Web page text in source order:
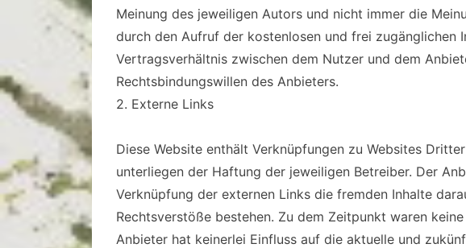
Meinung des jeweiligen Autors und nicht immer die
durch den Aufruf der kostenlosen und frei zugänglichen
Vertragsverhältnis zwischen dem Nutzer und dem
Rechtsbindungswillen des Anbieters.
2. Externe Links
Diese Website enthält Verknüpfungen zu Websites
unterliegen der Haftung der jeweiligen Betreiber. Der
Verknüpfung der externen Links die fremden Inhalte
Rechtsverstöße bestehen. Zu dem Zeitpunkt waren
Anbieter hat keinerlei Einfluss auf die aktuelle und